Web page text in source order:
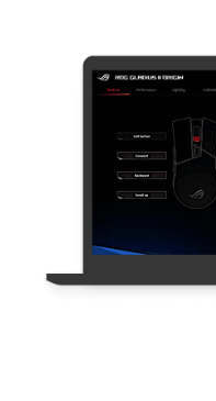
App Interativo
de Taoyuan -